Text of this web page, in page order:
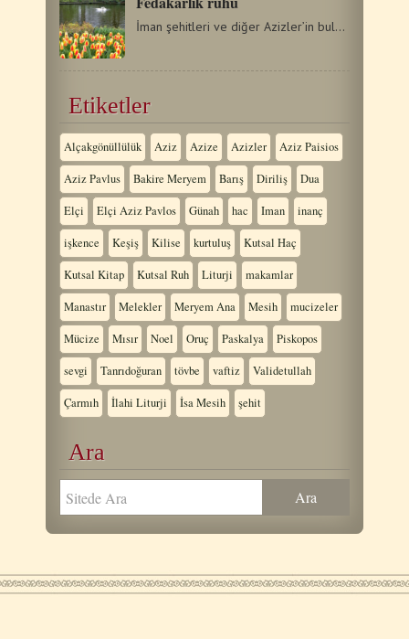
İman şehitleri ve diğer Azizler’in bulutu Kilisenin gök…
Etiketler
Alçakgönüllülük Aziz Azize Azizler Aziz Paisios
Aziz Pavlus Bakire Meryem Barış Diriliş Dua
Elçi Elçi Aziz Pavlos Günah hac Iman inanç
işkence Keşiş Kilise kurtuluş Kutsal Haç
Kutsal Kitap Kutsal Ruh Liturji makamlar
Manastır Melekler Meryem Ana Mesih mucizeler
Mücize Mısır Noel Oruç Paskalya Piskopos
sevgi Tanrıdoğuran tövbe vaftiz Validetullah
Çarmıh İlahi Liturji İsa Mesih şehit
Ara